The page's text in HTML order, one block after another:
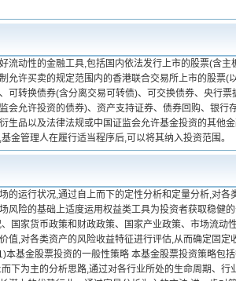
流动性的金融工具,包括国内依法发行上市的股票(含
允许买卖的规定范围内的香港联合交易所上市的股票(
可转换债券(含分离交易可转债)、可交换债券、央行
会允许投资的债券)、资产支持证券、债券回购、银行
生品以及法律法规或中国证监会允许基金投资的其他
金管理人在履行适当程序后,可以将其纳入投资范围。
的运行状况,通过自上而下的定性分析和定量分析,对
风险的基础上适度运用权益类工具为投资者获取稳健
国家货币政策和财政政策、国家产业政策、市场流
值,对各类资产的风险收益特征进行评估,从而确定固
本基金股票投资的一般性策略 本基金股票投资策略包
下为主的分析思路,通过对各行业所处的生命周期、